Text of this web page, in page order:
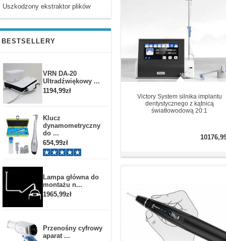
Uszkodzony ekstraktor plików
BESTSELLERY
VRN DA-20
Ultradźwiękowy ...
1194,99zł
Klucz
dynamometryczny
do ...
654,99zł
Lampa główna do
montażu n...
1965,99zł
Przenośny cyfrowy
aparat ...
Victory System silnika implantu
dentystycznego z kątnicą
światłowodową 20:1